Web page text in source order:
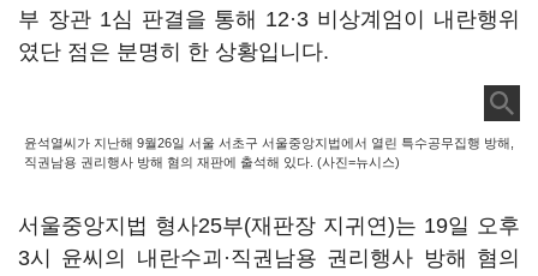
부 장관 1심 판결을 통해 12·3 비상계엄이 내란행위
였단 점은 분명히 한 상황입니다.
윤석열씨가 지난해 9월26일 서울 서초구 서울중앙지법에서 열린 특수공무집행 방해,
직권남용 권리행사 방해 혐의 재판에 출석해 있다. (사진=뉴시스)
서울중앙지법 형사25부(재판장 지귀연)는 19일 오후
3시 윤씨의 내란수괴·직권남용 권리행사 방해 혐의